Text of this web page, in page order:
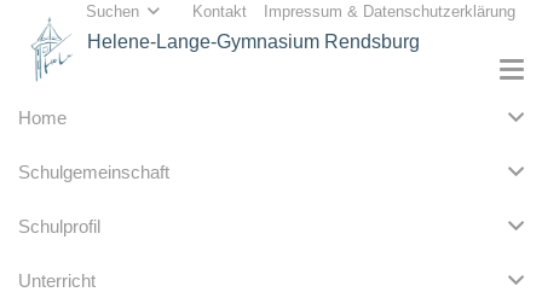
Suchen Kontakt Impressum & Datenschutzerklärung
Helene-Lange-Gymnasium Rendsburg
Home
Schulgemeinschaft
Schulprofil
Unterricht
Vorlesewettbewerb 6. Klassen